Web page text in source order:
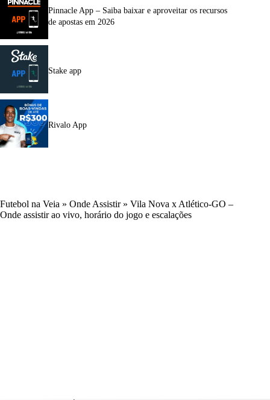
Pinnacle App – Saiba baixar e aproveitar os recursos
de apostas em 2026
Stake app
Rivalo App
Futebol na Veia » Onde Assistir» Vila Nova x Atlético-GO –
Onde assistir ao vivo, horário do jogo e escalações